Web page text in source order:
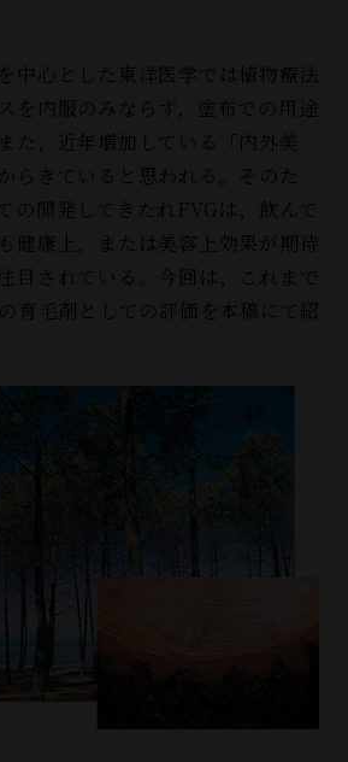
中心とした東洋医学では植物療法
を内服のみならず，塗布での用途
た，近年増加している「内外美
らきていると思われる。そのた
の開発してきたれFVGは，飲んで
健康上，または美容上効果が期待
目されている。今回は，これまで
育毛剤としての評価を本稿にて紹